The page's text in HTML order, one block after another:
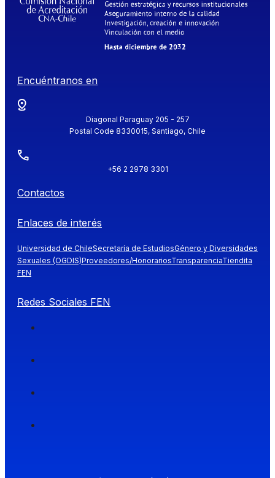
Encuéntranos en
Diagonal Paraguay 205 - 257
Postal Code 8330015, Santiago, Chile
+56 2 2978 3301
Contactos
Enlaces de interés
Universidad de ChileSecretaría de EstudiosGénero y Diversidades
Sexuales (OGDIS)Proveedores/HonorariosTransparenciaTiendita
FEN
Redes Sociales FEN